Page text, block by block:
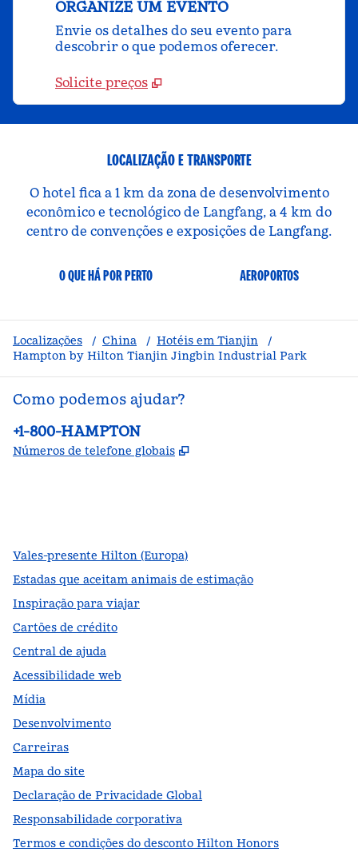
ORGANIZE UM EVENTO
Envie os detalhes do seu evento para
descobrir o que podemos oferecer.
Solicite preços
LOCALIZAÇÃO E TRANSPORTE
O hotel fica a 1 km da zona de desenvolvimento
econômico e tecnológico de Langfang, a 4 km do
centro de convenções e exposições de Langfang.
O QUE HÁ POR PERTO AEROPORTOS
Localizações / China / Hotéis em Tianjin
/
Hampton by Hilton Tianjin Jingbin Industrial Park
Como podemos ajudar?
Telefone:
+1-800-HAMPTON
Números de telefone globais ,
Vales-presente Hilton (Europa)
Estadas que aceitam animais de estimação
Inspiração para viajar
Cartões de crédito
Central de ajuda
Acessibilidade web
Mídia
Desenvolvimento
Carreiras
Mapa do site
Declaração de Privacidade Global
Responsabilidade corporativa
Termos e condições do desconto Hilton Honors